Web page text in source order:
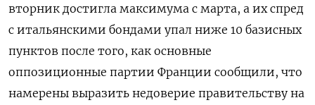
вторник достигла максимума с марта, а их спред
с итальянскими бондами упал ниже 10 базисных
пунктов после того, как основные
оппозиционные партии Франции сообщили, что
намерены выразить недоверие правительству на